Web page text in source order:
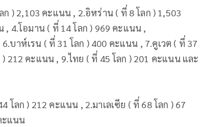
) 2,103 คะแนน , 2.อิหร่าน ( ที่ 8 โลก ) 1,503
, 4.โอมาน ( ที่ 14 โลก ) 969 คะแนน ,
บาห์เรน ( ที่ 31 โลก ) 400 คะแนน , 7.คูเวต ( ที่ 37
212 คะแนน , 9.ไทย ( ที่ 45 โลก ) 201 คะแนน และ
ลก ) 212 คะแนน , 2.มาเลเซีย ( ที่ 68 โลก ) 67
ะแนน